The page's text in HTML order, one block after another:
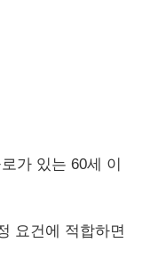
가 있는 60세 이
요건에 적합하면